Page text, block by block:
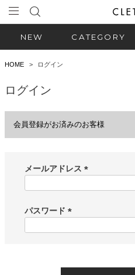
NEW CATEGORY
HOME ログイン
ログイン
会員登録がお済みのお客様
メールアドレス
)
パスワード